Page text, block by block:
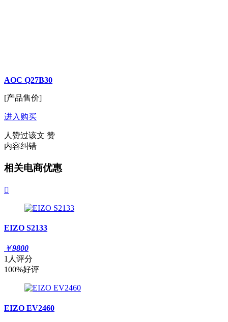
AOC Q27B30
[产品售价]
进入购买
人赞过该文 赞
内容纠错
相关电商优惠

EIZO S2133
￥9800
1人评分
100%好评
EIZO EV2460